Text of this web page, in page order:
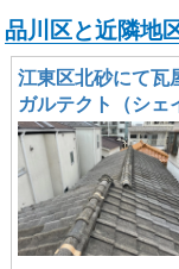
品川区と近隣地
江東区北砂にて瓦
ガルテクト（シェ